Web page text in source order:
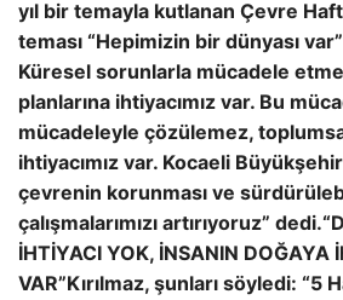
yıl bir temayla kutlanan Çevre
teması “Hepimizin bir dünyası
Küresel sorunlarla mücadele
planlarına ihtiyacımız var. Bu
mücadeleyle çözülemez,
ihtiyacımız var. Kocaeli
çevrenin korunması ve
çalışmalarımızı artırıyoruz” dedi.
İHTİYACI YOK, İNSANIN DOĞAYA
VAR”Kırılmaz, şunları söyledi: “5